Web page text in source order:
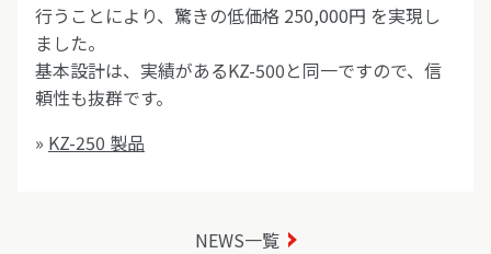
行うことにより、驚きの低価格 250,000円 を実現し
ました。
基本設計は、実績があるKZ-500と同一ですので、信
頼性も抜群です。
» KZ-250 製品
NEWS一覧